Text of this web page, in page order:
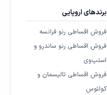
برندهای اروپایی
فروش اقساطی رنو فرانسه
فروش اقساطی رنو ساندرو و
استپ‌وی
فروش اقساطی تالیسمان و
کولئوس